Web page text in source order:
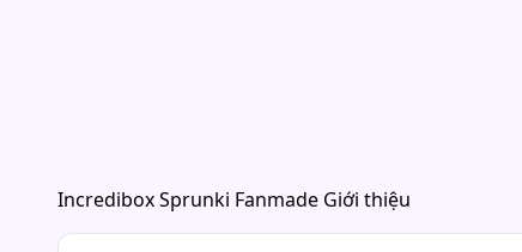
Incredibox Sprunki Fanmade Giới thiệu